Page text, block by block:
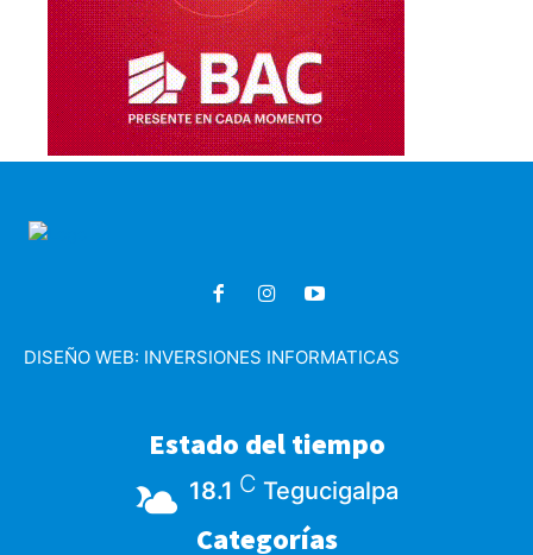
DISEÑO WEB: INVERSIONES INFORMATICAS
Estado del tiempo
18.1 C Tegucigalpa
Categorías